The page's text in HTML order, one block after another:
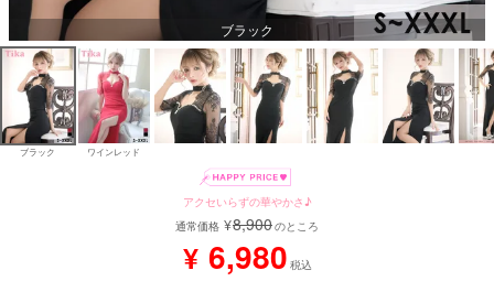
ブラック
ブラック ワインレッド
アクセいらずの華やかさ♪
通常価格 ¥8,900のところ
¥ 6,980 税込